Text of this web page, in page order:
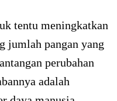
tentu meningkatkan
jumlah pangan yang
perubahan
adalah